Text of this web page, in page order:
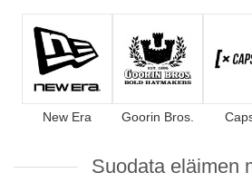
New Era Goorin Bros.
Suodata eläimen